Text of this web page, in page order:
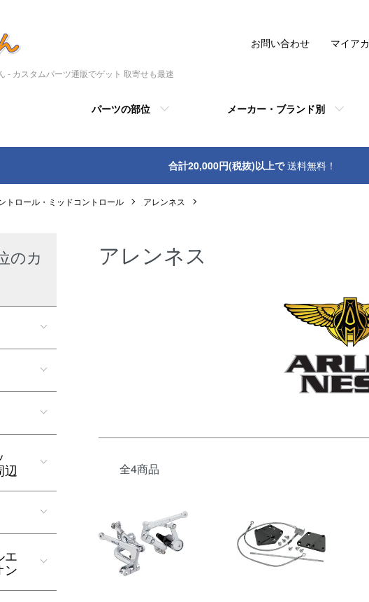
- カスタムパーツ通販でゲット 取寄せも最速
パーツの部位 メーカー・ブランド別
お問い合わせ マイア
合計20,000円(税抜)以上で送料無料！
トロール・ミッドコントロール アレンネス
アレンネス
全4商品
のカ
辺
エ
ン